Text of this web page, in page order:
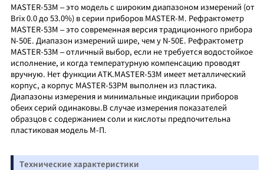
MASTER-53M – это модель с широким диапазоном измерений (от
Brix 0.0 до 53.0%) в серии приборов MASTER-M. Рефрактометр
MASTER-53M – это современная версия традиционного прибора
N-50E. Диапазон измерений шире, чем у N-50E. Рефрактометр
MASTER-53M – отличный выбор, если не требуется водостойкое
исполнение, и когда температурную компенсацию проводят
вручную. Нет функции АТK.MASTER-53M имеет металлический
корпус, а корпус MASTER-53PM выполнен из пластика.
Диапазоны измерения и минимальные индикации приборов
обеих серий одинаковы.В случае измерения показателей
образцов с содержанием соли и кислоты предпочительна
пластиковая модель М-П.
Технические характеристики